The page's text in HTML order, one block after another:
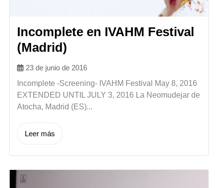
Incomplete en IVAHM Festival
(Madrid)
23 de junio de 2016
Incomplete -Screening- IVAHM Festival May 8, 2016
EXTENDED UNTIL JULY 3, 2016 La Neomudejar de
Atocha, Madrid (ES)...
Leer más